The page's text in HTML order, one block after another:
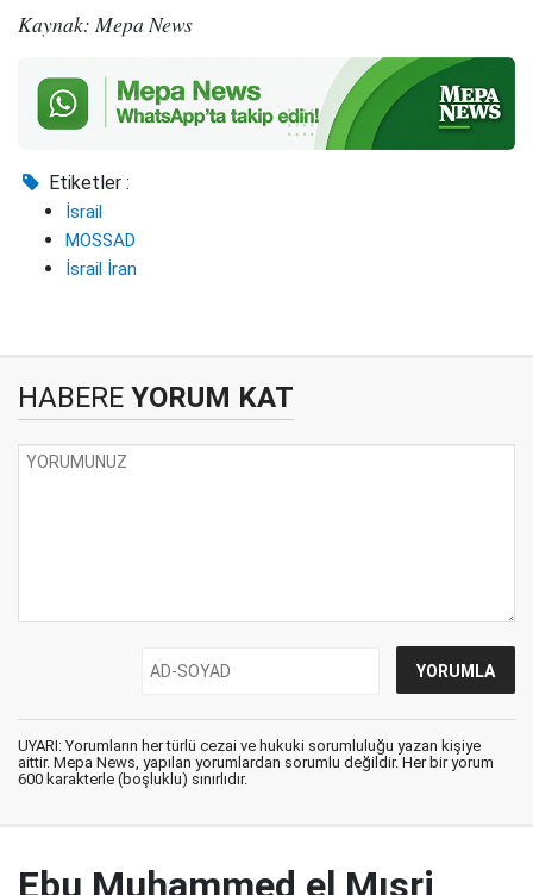
Kaynak: Mepa News
Etiketler :
İsrail
MOSSAD
İsrail İran
HABERE YORUM KAT
UYARI: Yorumların her türlü cezai ve hukuki sorumluluğu yazan kişiye
aittir. Mepa News, yapılan yorumlardan sorumlu değildir. Her bir yorum
600 karakterle (boşluklu) sınırlıdır.
Ebu Muhammed el Mısri